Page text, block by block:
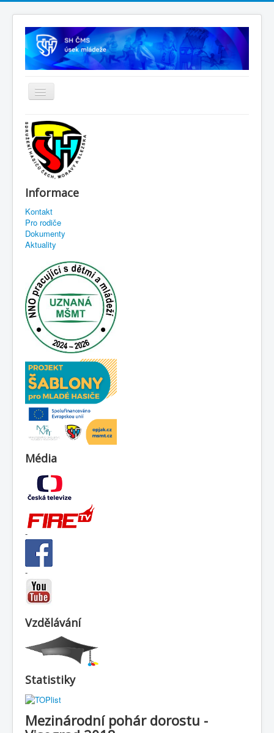
Informace
Kontakt
Pro rodiče
Dokumenty
Aktuality
Média
-
-
Vzdělávání
Statistiky
Mezinárodní pohár dorostu -